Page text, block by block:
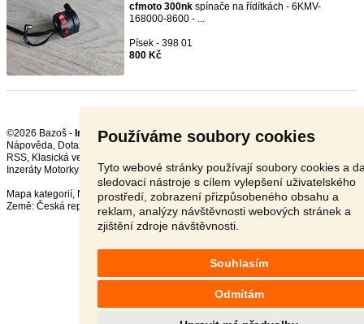
Používáme soubory cookies
Tyto webové stránky používají soubory cookies a
sledovací nástroje s cílem vylepšení uživatelského
prostředí, zobrazení přizpůsobeného obsahu a
reklam, analýzy návštěvnosti webových stránek a
zjištění zdroje návštěvnosti.
Souhlasím
Odmítám
cfmoto 300nk spínače na řídítkách - 6KMV-
168000-8600 - ...
Písek - 398 01
800 Kč
©2026 Bazoš - Inzerce, Bazar
Nápověda, Dotazy Hodnocení ,Kontakt, Reklama ,Podmínky ,Ochrana údajů
RSS,
Inzeráty Motorky celkem:68643, za 24 hodin: 2634
Mapa kategorií, Nejvyhledávanější výrazy
Země: Česká republika , Slovensko,Polsko Rakousko